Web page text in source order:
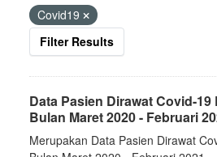
Covid19
Filter Results
Data Pasien Dirawat Covid-
Bulan Maret 2020 - Februari
Merupakan Data Pasien Dirawat